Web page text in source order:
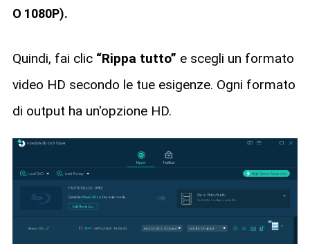
O 1080P).
Quindi, fai clic “Rippa tutto” e scegli un formato
video HD secondo le tue esigenze. Ogni formato
di output ha un'opzione HD.